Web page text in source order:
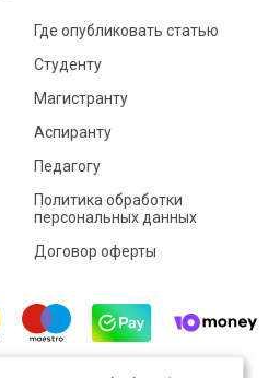
Где опубликовать статью
Студенту
Магистранту
Аспиранту
Педагогу
Политика обработки
персональных данных
Договор оферты